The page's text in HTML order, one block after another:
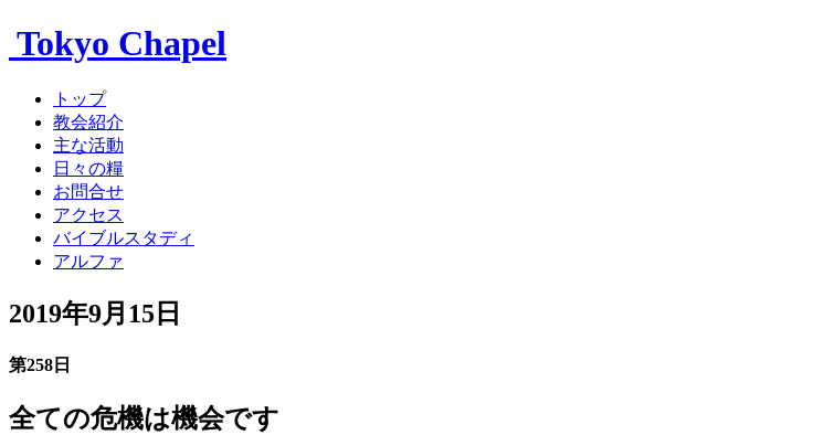
Tokyo Chapel
トップ
教会紹介
主な活動
日々の糧
お問合せ
アクセス
バイブルスタディ
アルファ
2019年9月15日
第258日
全ての危機は機会です